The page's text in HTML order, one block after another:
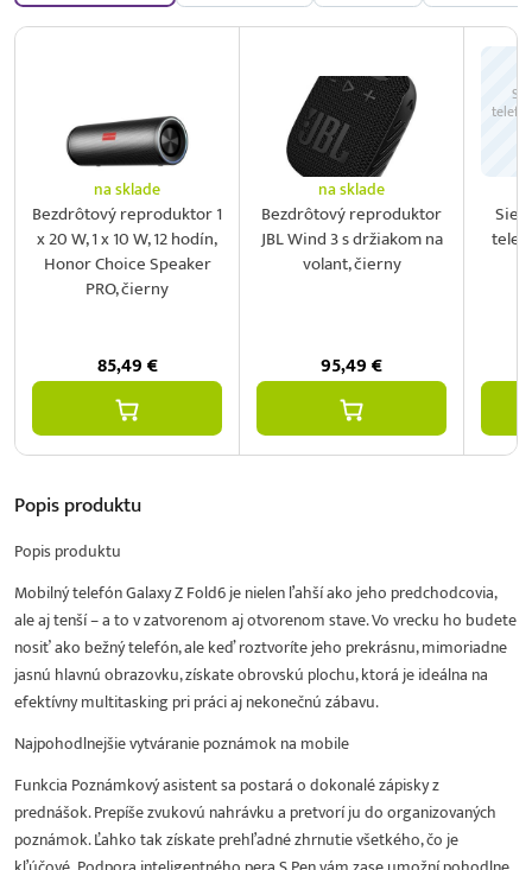
na sklade
Bezdrôtový reproduktor 1
x 20 W, 1 x 10 W, 12 hodín,
Honor Choice Speaker
PRO, čierny
85,49€
na sklade
Bezdrôtový reproduktor
JBL Wind 3 s držiakom na
volant, čierny
95,49€
Popisproduktu
Popis produktu
Mobilný telefón Galaxy Z Fold6 je nielen ľahší ako jeho predchodcovia,
ale aj tenší – a to v zatvorenom aj otvorenom stave. Vo vrecku ho budete
nosiť ako bežný telefón, ale keď roztvoríte jeho prekrásnu, mimoriadne
jasnú hlavnú obrazovku, získate obrovskú plochu, ktorá je ideálna na
efektívny multitasking pri práci aj nekonečnú zábavu.
Najpohodlnejšie vytváranie poznámok na mobile
Funkcia Poznámkový asistent sa postará o dokonalé zápisky z
prednášok. Prepíše zvukovú nahrávku a pretvorí ju do organizovaných
poznámok. Ľahko tak získate prehľadné zhrnutie všetkého, čo je